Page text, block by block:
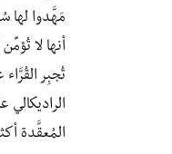
مَهَّدوا لها
أنها لا
تُجبِر
المُعقَّدة